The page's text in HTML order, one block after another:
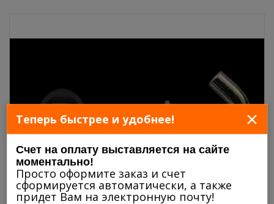
Теперь быстрее и удобнее! ×
Счет на оплату выставляется на сайте
моментально!
Просто оформите заказ и счет
сформируется автоматически, а также
придет Вам на электронную почту!